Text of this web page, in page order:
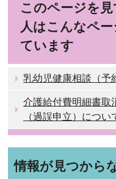
このページを見
人はこんなペ
ています
乳幼児健康相談（予
介護給付費明細書取
（過誤申立）につい
情報が見つから